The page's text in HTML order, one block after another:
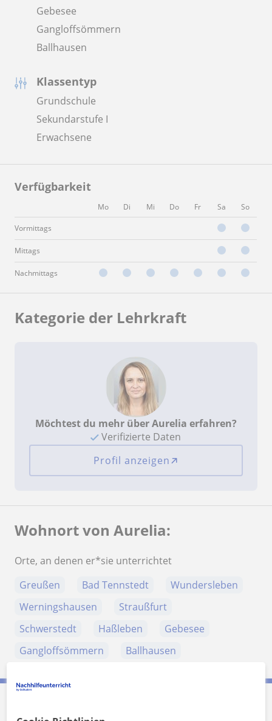
Gebesee
Gangloffsömmern
Ballhausen
Klassentyp
Grundschule
Sekundarstufe I
Erwachsene
Verfügbarkeit
Mo Di Mi Do Fr Sa So
Vormittags
Mittags
Nachmittags
Kategorie der Lehrkraft
Möchtest du mehr über Aurelia erfahren?
Verifizierte Daten
Profil anzeigen
Wohnort von Aurelia:
Orte, an denen er*sie unterrichtet
Greußen
Bad Tennstedt
Wundersleben
Werningshausen
Straußfurt
Schwerstedt
Haßleben
Gebesee
Gangloffsömmern
Ballhausen
Aurelia kontaktieren